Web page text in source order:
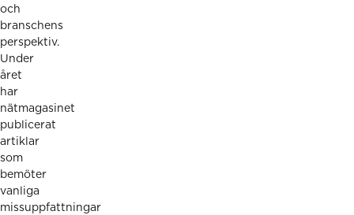
och
branschens
perspektiv.
Under
året
har
nätmagasinet
publicerat
artiklar
som
bemöter
vanliga
missuppfattningar